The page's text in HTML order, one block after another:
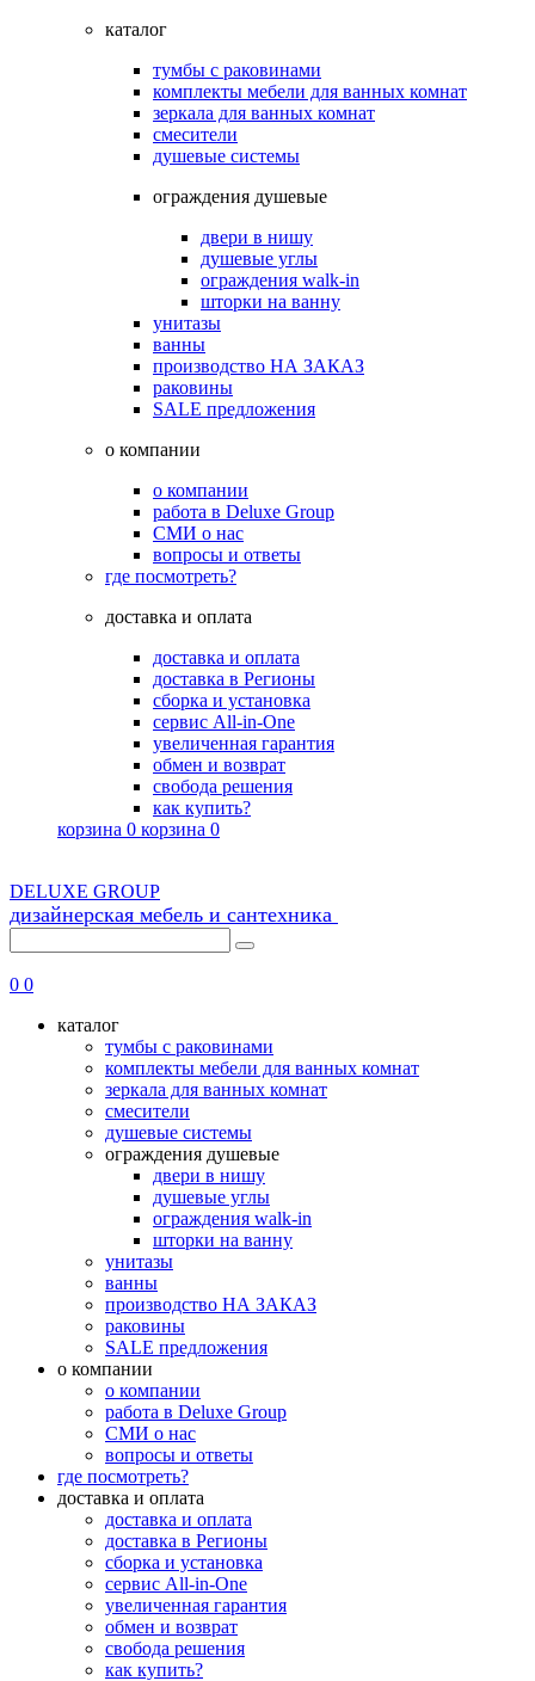
каталог
тумбы с раковинами
комплекты мебели для ванных комнат
зеркала для ванных комнат
смесители
душевые системы
ограждения душевые
двери в нишу
душевые углы
ограждения walk-in
шторки на ванну
унитазы
ванны
производство НА ЗАКАЗ
раковины
SALE предложения
о компании
о компании
работа в Deluxe Group
СМИ о нас
вопросы и ответы
где посмотреть?
доставка и оплата
доставка и оплата
доставка в Регионы
сборка и установка
сервис All-in-One
увеличенная гарантия
обмен и возврат
свобода решения
как купить?
корзина 0 корзина 0
DELUXE GROUP
дизайнерская мебель и сантехника
0 0
каталог
тумбы с раковинами
комплекты мебели для ванных комнат
зеркала для ванных комнат
смесители
душевые системы
ограждения душевые
двери в нишу
душевые углы
ограждения walk-in
шторки на ванну
унитазы
ванны
производство НА ЗАКАЗ
раковины
SALE предложения
о компании
о компании
работа в Deluxe Group
СМИ о нас
вопросы и ответы
где посмотреть?
доставка и оплата
доставка и оплата
доставка в Регионы
сборка и установка
сервис All-in-One
увеличенная гарантия
обмен и возврат
свобода решения
как купить?